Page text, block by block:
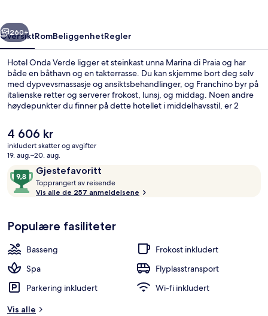
Neste
260+
OversiktRomBeliggenhetRegler
Hotel Onda Verde ligger et steinkast unna Marina di Praia og har
både en båthavn og en takterrasse. Du kan skjemme bort deg selv
med dypvevsmassasje og ansiktsbehandlinger, og Franchino byr på
italienske retter og serverer frokost, lunsj, og middag. Noen andre
høydepunkter du finner på dette hotellet i middelhavsstil, er 2
Mange reisende liker den vennlige betjeningen.
Den
nåværende
prisen
4 606 kr
4 606 kr
inkludert skatter og avgifter
19. aug.–20. aug.
AnmeldelserGjestefavoritt
9,8
av
10,
Topprangert av reisende
o
Vis alle de 257 anmeldelsene
Populære fasiliteter
Basseng
Frokost inkludert
Spa
Flyplasstransport
Parkering inkludert
Wi-fi inkludert
Vis alle